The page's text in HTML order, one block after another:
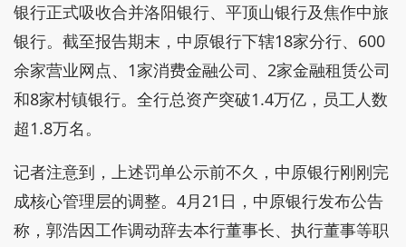
银行正式吸收合并洛阳银行、平顶山银行及焦作中旅
银行。截至报告期末，中原银行下辖18家分行、600
余家营业网点、1家消费金融公司、2家金融租赁公司
和8家村镇银行。全行总资产突破1.4万亿，员工人数
超1.8万名。
记者注意到，上述罚单公示前不久，中原银行刚刚完
成核心管理层的调整。4月21日，中原银行发布公告
称，郭浩因工作调动辞去本行董事长、执行董事等职